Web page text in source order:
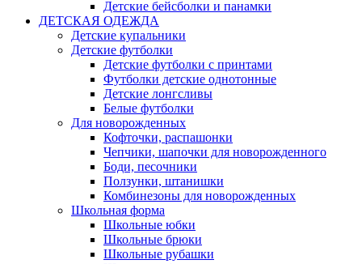
Детские бейсболки и панамки
ДЕТСКАЯ ОДЕЖДА
Детские купальники
Детские футболки
Детские футболки с принтами
Футболки детские однотонные
Детские лонгсливы
Белые футболки
Для новорожденных
Кофточки, распашонки
Чепчики, шапочки для новорожденного
Боди, песочники
Ползунки, штанишки
Комбинезоны для новорожденных
Школьная форма
Школьные юбки
Школьные брюки
Школьные рубашки